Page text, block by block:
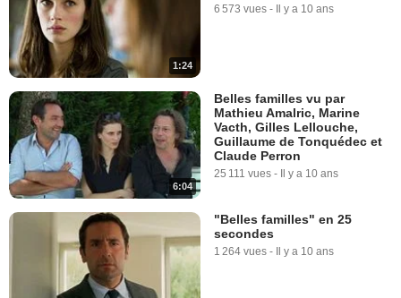
1:24
6 573 vues - Il y a 10 ans
6:04
Belles familles vu par
Mathieu Amalric, Marine
Vacth, Gilles Lellouche,
Guillaume de Tonquédec et
Claude Perron
25 111 vues - Il y a 10 ans
"Belles familles" en 25
secondes
1 264 vues - Il y a 10 ans